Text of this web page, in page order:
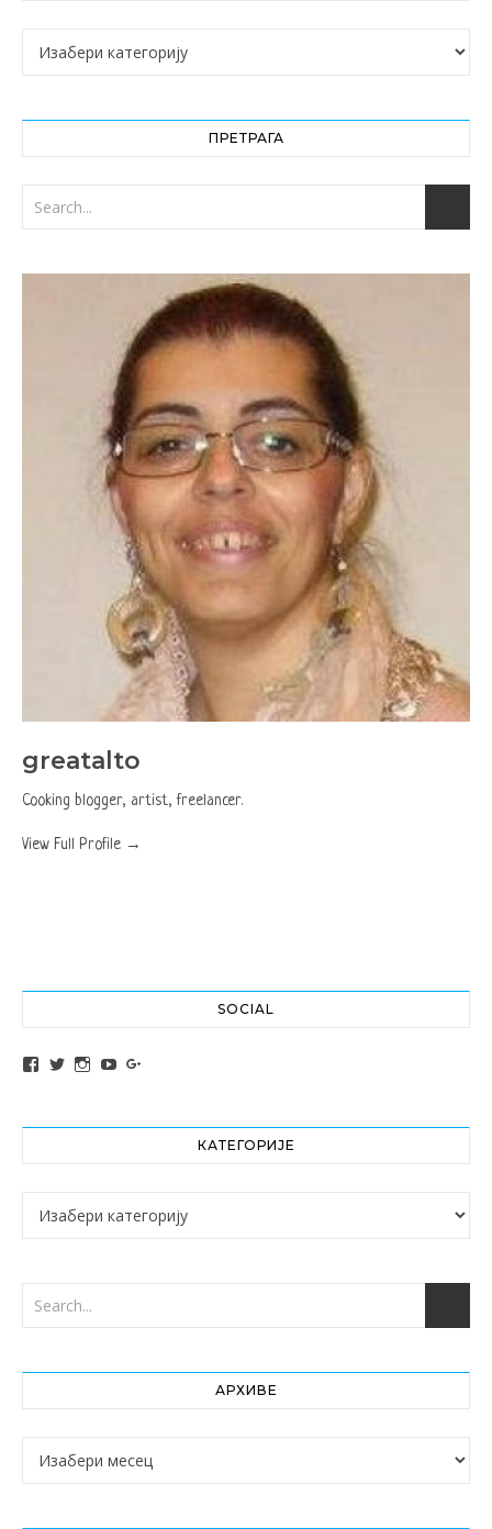
Категорије
ПРЕТРАГА
greatalto
Cooking blogger, artist, freelancer.
View Full Profile →
SOCIAL
View altochef’s profile on Facebook
View jovancica73’s profile on Twitter
View jovancica73’s profile on Instagram
View jovancica73’s profile on YouTube
КАТЕГОРИЈЕ
Категорије
АРХИВЕ
Архиве